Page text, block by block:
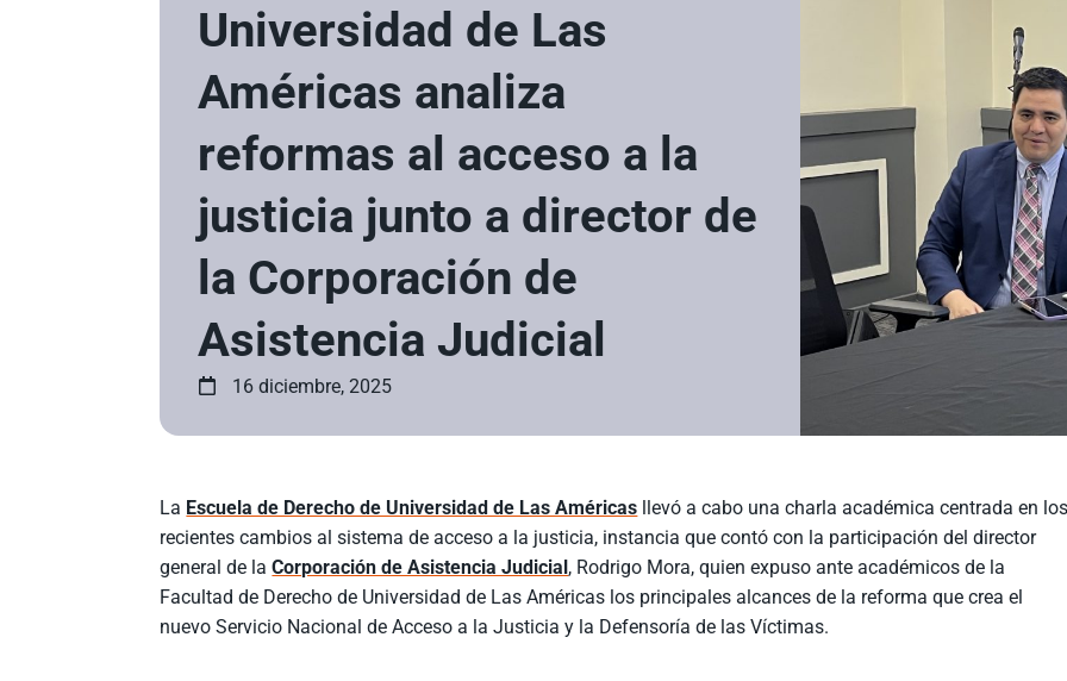
Universidad de Las
Américas analiza
reformas al acceso a la
justicia junto a director de
la Corporación de
Asistencia Judicial
16 diciembre, 2025
La Escuela de Derecho de Universidad de Las Américas llevó a cabo una charla académica centrada en
recientes cambios al sistema de acceso a la justicia, instancia que contó con la participación del director
general de laCorporación de Asistencia Judicial, Rodrigo Mora, quien expuso ante académicos de la
Facultad de Derecho de Universidad de Las Américas los principales alcances de la reforma que crea el
nuevo Servicio Nacional de Acceso a la Justicia y la Defensoría de las Víctimas.